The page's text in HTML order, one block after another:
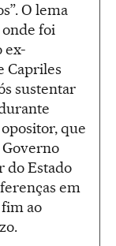
O lema
onde foi
ex-
Capriles
sustentar
que
do Estado
em
ao